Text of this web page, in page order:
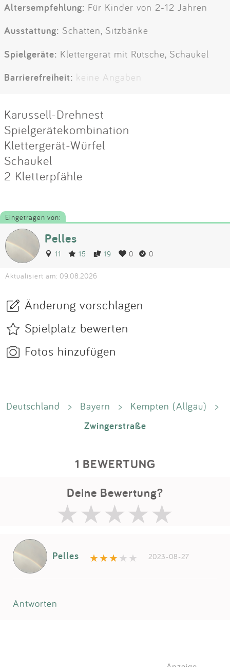
Altersempfehlung: Für Kinder von 2-12 Jahren
Ausstattung: Schatten, Sitzbänke
Spielgeräte: Klettergerät mit Rutsche, Schaukel
Barrierefreiheit: keine Angaben
Karussell-Drehnest
Spielgerätekombination
Klettergerät-Würfel
Schaukel
2 Kletterpfähle
Eingetragen von:
Pelles
11 15 19 0 0
Aktualisiert am: 09.08.2026
Änderung vorschlagen
Spielplatz bewerten
Fotos hinzufügen
Deutschland > Bayern > Kempten (Allgäu) >
Zwingerstraße
1 BEWERTUNG
Deine Bewertung?
Pelles 2023-08-27
Antworten